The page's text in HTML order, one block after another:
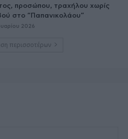
προσώπου, τραχήλου χωρίς
στο “Παπανικολάου”
2026
περισσοτέρων